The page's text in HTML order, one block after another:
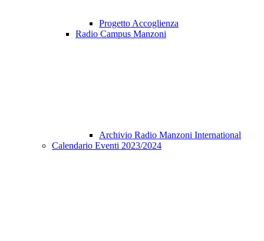
Progetto Accoglienza
Radio Campus Manzoni
Archivio Radio Manzoni International
Calendario Eventi 2023/2024